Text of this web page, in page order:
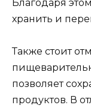
Благодаря
хранить и
Также стоит
позволяет
продуктов. В